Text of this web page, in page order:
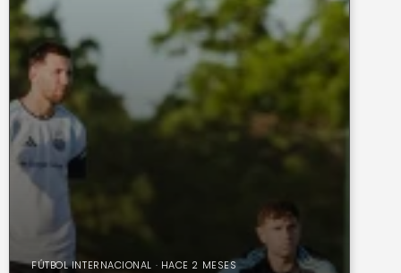
FÚTBOL INTERNACIONAL · HACE 2 MESES